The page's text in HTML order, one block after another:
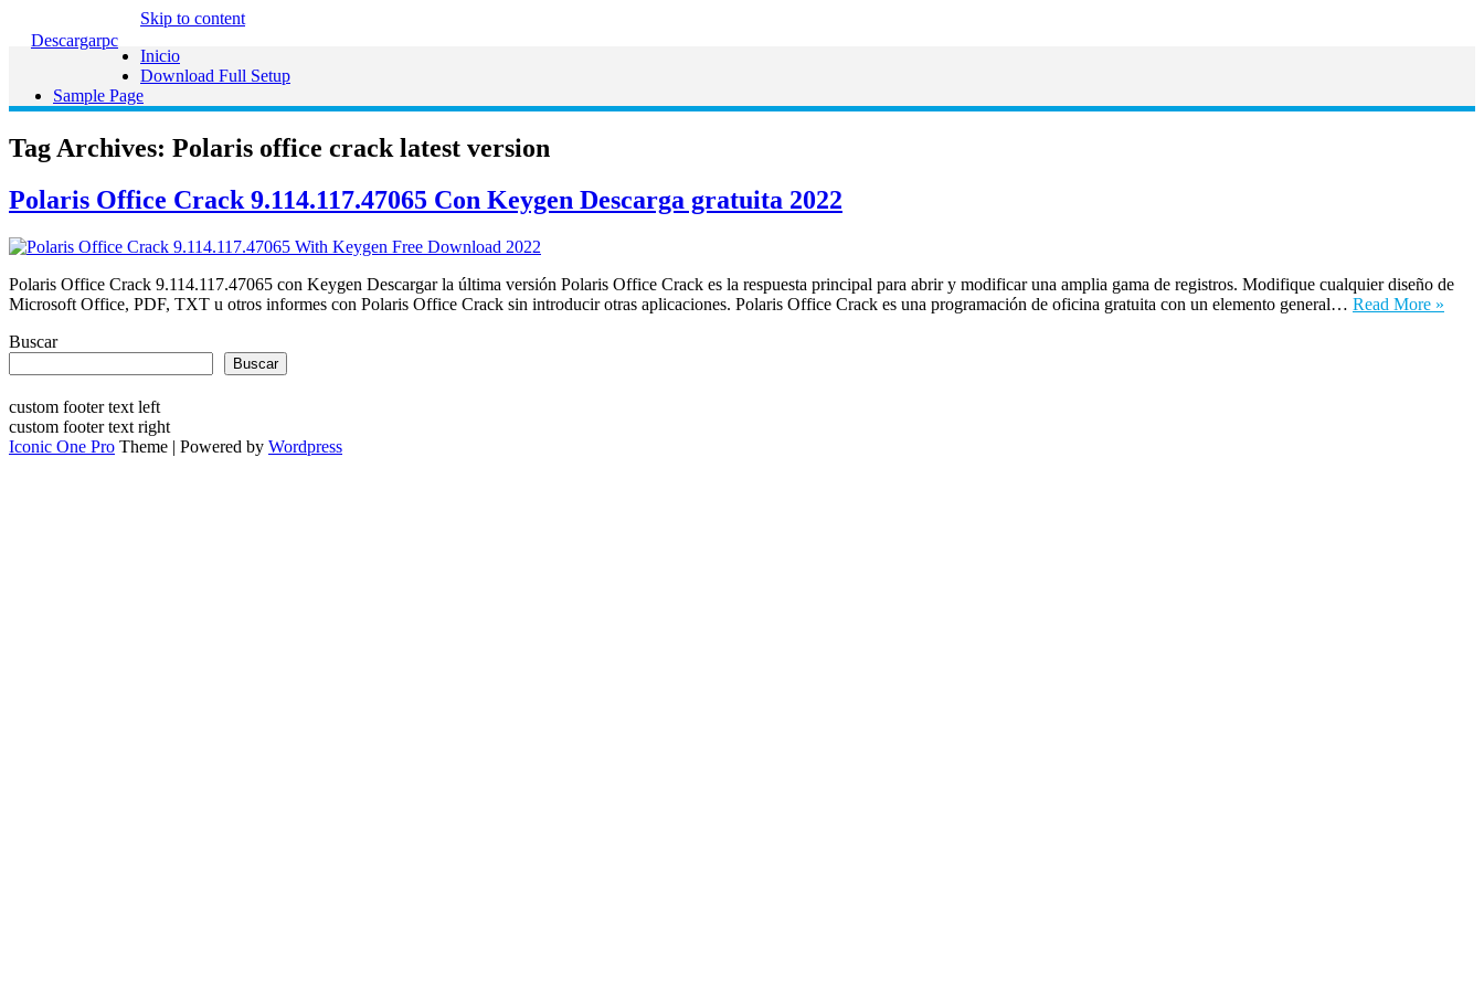
Descargarpc
Skip to content
Inicio
Download Full Setup
Sample Page
Tag Archives: Polaris office crack latest version
Polaris Office Crack 9.114.117.47065 Con Keygen Descarga gratuita 2022
Polaris Office Crack 9.114.117.47065 con Keygen Descargar la última versión Polaris Office Crack es la respuesta principal para abrir y modificar una amplia gama de registros. Modifique cualquier diseño de
Microsoft Office, PDF, TXT u otros informes con Polaris Office Crack sin introducir otras aplicaciones. Polaris Office Crack es una programación de oficina gratuita con un elemento general… Read More »
Buscar
Buscar
custom footer text left
custom footer text right
Iconic One Pro Theme | Powered by Wordpress